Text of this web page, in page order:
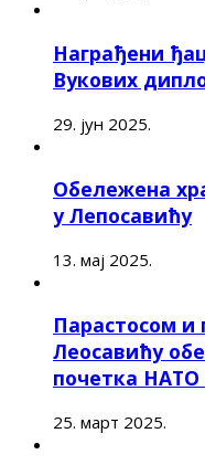
Награђени
Вукових
29. јун 2025.
Обележена
у Лепосавићу
13. мај 2025.
Парастосом и
Леосавићу
почетка НАТО
25. март 2025.